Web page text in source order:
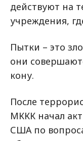
действуют на
учреждения,
Пытки – это
они
кону.
После
МККК начал
США по